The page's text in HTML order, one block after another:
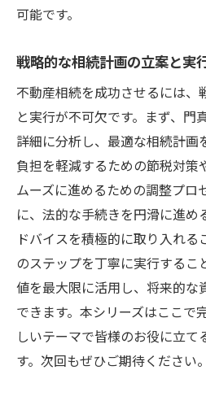
可能です。
戦略的な相続計画の立案と実
不動産相続を成功させるには、
と実行が不可欠です。まず、門
詳細に分析し、最適な相続計画
負担を軽減するための節税対策
ムーズに進めるための調整プロ
に、法的な手続きを円滑に進め
ドバイスを積極的に取り入れる
のステップを丁寧に実行するこ
値を最大限に活用し、将来的な
できます。本シリーズはここで
しいテーマで皆様のお役に立て
す。次回もぜひご期待ください。